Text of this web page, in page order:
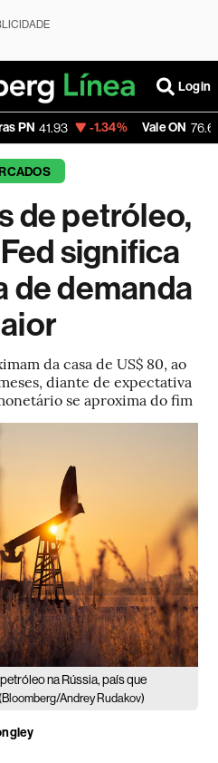
Login
-1.34% Vale ON 76.66
de petróleo,
significa
de demanda
da casa de US$ 80, ao
diante de expectativa
se aproxima do fim
na Rússia, país que
(Bloomberg/Andrey Rudakov)